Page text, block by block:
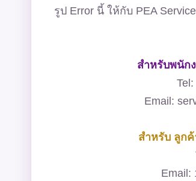
รูป Error นี้ ให้กับ PEA
สำหรับพนัก
Email:
สำหรับ ลูก
Email: